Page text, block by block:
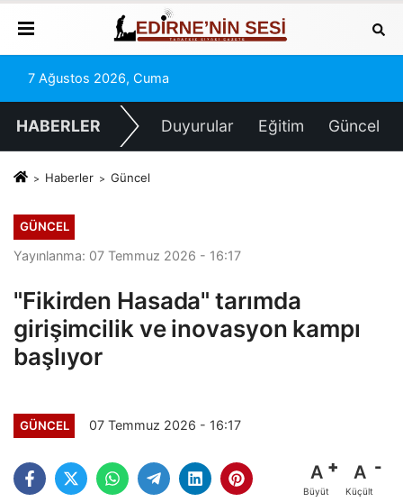
7 Ağustos 2026, Cuma
HABERLER Duyurular Eğitim Güncel
Haberler Güncel
GÜNCEL
Yayınlanma: 07 Temmuz 2026 - 16:17
"Fikirden Hasada" tarımda
girişimcilik ve inovasyon kampı
başlıyor
GÜNCEL 07 Temmuz 2026 - 16:17
A
Büyüt
A
Küçült